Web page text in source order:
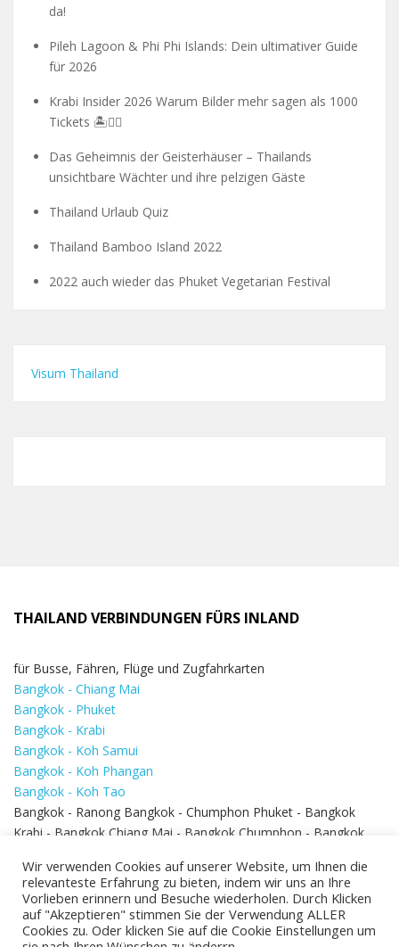
da!
Pileh Lagoon & Phi Phi Islands: Dein ultimativer Guide
für 2026
Krabi Insider 2026 Warum Bilder mehr sagen als 1000
Tickets 🏝️🧗‍♂️
Das Geheimnis der Geisterhäuser – Thailands
unsichtbare Wächter und ihre pelzigen Gäste
Thailand Urlaub Quiz
Thailand Bamboo Island 2022
2022 auch wieder das Phuket Vegetarian Festival
Visum Thailand
THAILAND VERBINDUNGEN FÜRS INLAND
für Busse, Fähren, Flüge und Zugfahrkarten
Bangkok - Chiang Mai
Bangkok - Phuket
Bangkok - Krabi
Bangkok - Koh Samui
Bangkok - Koh Phangan
Bangkok - Koh Tao
Bangkok - Ranong Bangkok - Chumphon Phuket - Bangkok
Krabi - Bangkok Chiang Mai - Bangkok Chumphon - Bangkok
Bangkok - Hua Hin
Wir verwenden Cookies auf unserer Website, um Ihnen die
relevanteste Erfahrung zu bieten, indem wir uns an Ihre
Vorlieben erinnern und Besuche wiederholen. Durch Klicken
auf "Akzeptieren" stimmen Sie der Verwendung ALLER
Cookies zu. Oder klicken Sie auf die Cookie Einstellungen um